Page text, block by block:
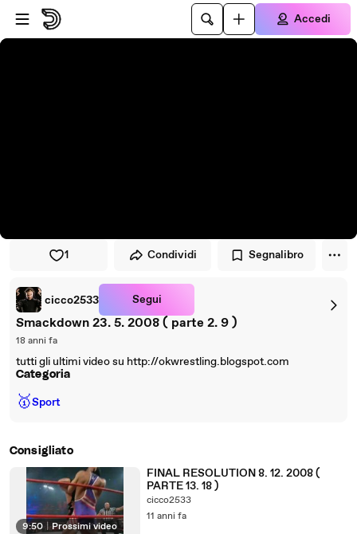
Vai al lettore
Passa al contenuto principale
Accedi
1 Condividi Segnalibro
cicco2533 Segui
Smackdown 23. 5. 2008 ( parte 2. 9 )
18 anni fa
tutti gli ultimi video su http://okwrestling.blogspot.com
Categoria
🥇Sport
Consigliato
9:50 Prossimi video
FINAL RESOLUTION 8. 12. 2008 (
PARTE 13. 18 )
cicco2533
11 anni fa